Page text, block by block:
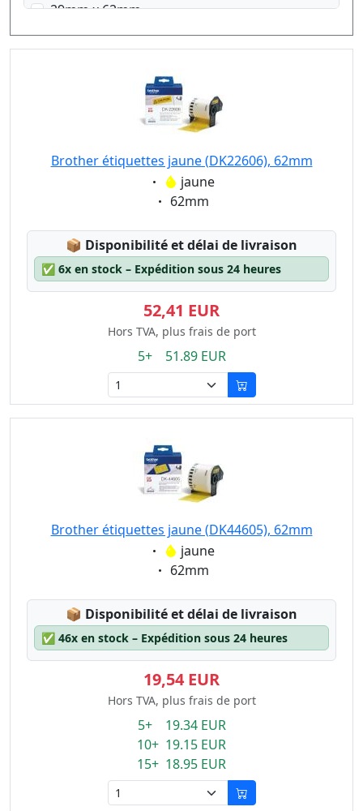
29mm x 62mm
29mm x 90mm
38mm x 90mm
62mm x 100mm
103mm x 164mm
Brother étiquettes jaune (DK22606), 62mm
Eigenschaft:
jaune
Eigenschaft:
62mm
📦 Lagerstatus:
Disponibilité et délai de livraison
✅ 6x en stock – Expédition sous 24 heures
52,41 EUR
Hors TVA, plus frais de port
5+ 51.89 EUR
Brother étiquettes jaune (DK44605), 62mm
Eigenschaft:
jaune
Eigenschaft:
62mm
📦 Lagerstatus:
Disponibilité et délai de livraison
✅ 46x en stock – Expédition sous 24 heures
19,54 EUR
Hors TVA, plus frais de port
5+ 19.34 EUR
10+ 19.15 EUR
15+ 18.95 EUR